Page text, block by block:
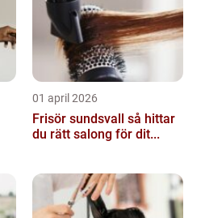
01 april 2026
Frisör sundsvall så hittar
du rätt salong för dit...